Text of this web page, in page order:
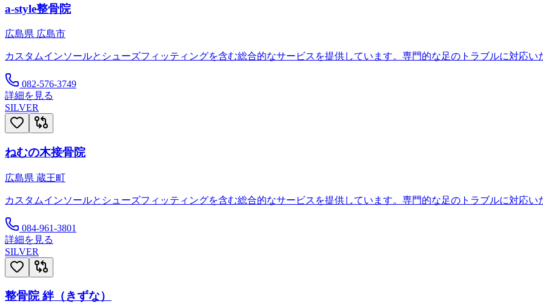
a-style整骨院
広島県 広島市
カスタムインソールとシューズフィッティングを含む総合的なサービスを提供しています。専門的な足のトラブルに対応い
082-576-3749
詳細を見る
SILVER
ねむの木接骨院
広島県 蔵王町
カスタムインソールとシューズフィッティングを含む総合的なサービスを提供しています。専門的な足のトラブルに対応い
084-961-3801
詳細を見る
SILVER
整骨院 絆（きずな）